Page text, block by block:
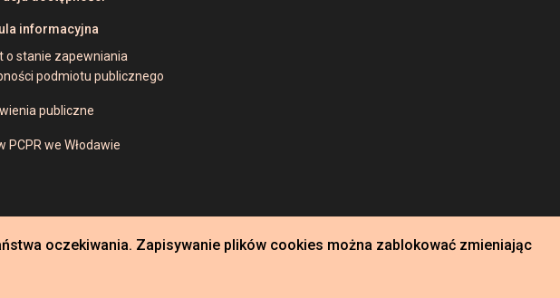
informacyjna
o stanie zapewniania
podmiotu publicznego
publiczne
PCPR we Włodawie
oczekiwania. Zapisywanie plików cookies można zablokować zmieniając